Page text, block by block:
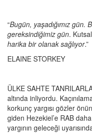
“Bugün, yaşadığımız gün.
gereksindiğimiz gün.
harika bir olanak sağlıyor.”
ELAINE STORKEY
ÜLKE SAHTE
altında inliyordu.
korkunç yargısı gözler
giden Hezekiel’e RAB
yargının geleceği